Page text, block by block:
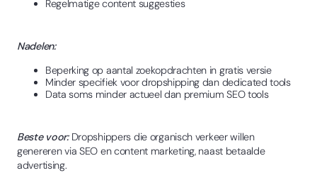
Regelmatige content suggesties
Nadelen:
Beperking op aantal zoekopdrachten in gratis versie
Minder specifiek voor dropshipping dan dedicated tools
Data soms minder actueel dan premium SEO tools
Beste voor:Dropshippers die organisch verkeer willen
genereren via SEO en content marketing, naast betaalde
advertising.